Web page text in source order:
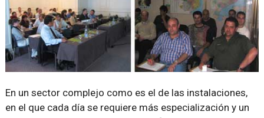
En un sector complejo como es el de las instalaciones,
en el que cada día se requiere más especialización y un